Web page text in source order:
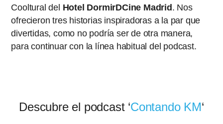
Cooltural del Hotel DormirDCine Madrid. Nos
ofrecieron tres historias inspiradoras a la par que
divertidas, como no podría ser de otra manera,
para continuar con la línea habitual del podcast.
Descubre el podcast ‘Contando KM‘